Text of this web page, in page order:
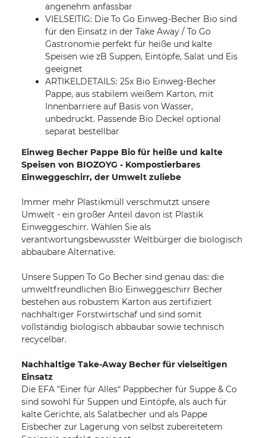
angenehm anfassbar
VIELSEITIG: Die To Go Einweg-Becher Bio sind
für den Einsatz in der Take Away / To Go
Gastronomie perfekt für heiße und kalte
Speisen wie zB Suppen, Eintöpfe, Salat und Eis
geeignet
ARTIKELDETAILS: 25x Bio Einweg-Becher
Pappe, aus stabilem weißem Karton, mit
Innenbarriere auf Basis von Wasser,
unbedruckt. Passende Bio Deckel optional
separat bestellbar
Einweg Becher Pappe Bio für heiße und kalte
Speisen von BIOZOYG - Kompostierbares
Einweggeschirr, der Umwelt zuliebe
Immer mehr Plastikmüll verschmutzt unsere
Umwelt - ein großer Anteil davon ist Plastik
Einweggeschirr. Wählen Sie als
verantwortungsbewusster Weltbürger die biologisch
abbaubare Alternative.
Unsere Suppen To Go Becher sind genau das: die
umweltfreundlichen Bio Einweggeschirr Becher
bestehen aus robustem Karton aus zertifiziert
nachhaltiger Forstwirtschaf und sind somit
vollständig biologisch abbaubar sowie technisch
recycelbar.
Nachhaltige Take-Away Becher für vielseitigen
Einsatz
Die EFA "Einer für Alles“ Pappbecher für Suppe & Co
sind sowohl für Suppen und Eintöpfe, als auch für
kalte Gerichte, als Salatbecher und als Pappe
Eisbecher zur Lagerung von selbst zubereitetem